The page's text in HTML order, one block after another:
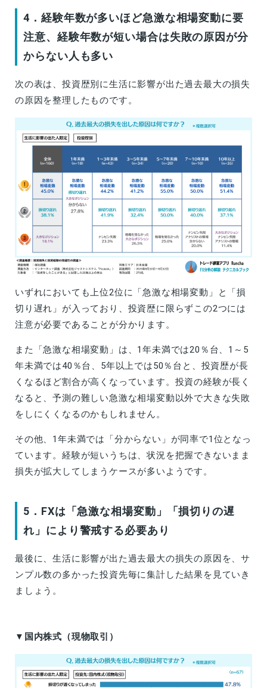
4．経験年数が多いほど急激な相場変動に要
注意、経験年数が短い場合は失敗の原因が分
からない人も多い
次の表は、投資歴別に生活に影響が出た過去最大の損失
の原因を整理したものです。
いずれにおいても上位2位に「急激な相場変動」と「損
切り遅れ」が入っており、投資歴に限らずこの2つには
注意が必要であることが分かります。
また「急激な相場変動」は、1年未満では20％台、1～5
年未満では40％台、5年以上では50％台と、投資歴が長
くなるほど割合が高くなっています。投資の経験が長く
なると、予測の難しい急激な相場変動以外で大きな失敗
をしにくくなるのかもしれません。
その他、1年未満では「分からない」が同率で1位となっ
ています。経験が短いうちは、状況を把握できないまま
損失が拡大してしまうケースが多いようです。
5．FXは「急激な相場変動」「損切りの遅
れ」により警戒する必要あり
最後に、生活に影響が出た過去最大の損失の原因を、サ
ンプル数の多かった投資先毎に集計した結果を見ていき
ましょう。
▼国内株式（現物取引）